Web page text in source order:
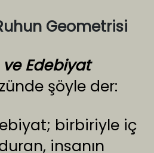
Geometrisi
ve Edebiyat
şöyle der:
birbiriyle iç
insanın